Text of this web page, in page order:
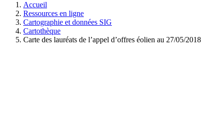
Accueil
Ressources en ligne
Cartographie et données SIG
Cartothèque
Carte des lauréats de l’appel d’offres éolien au 27/05/2018